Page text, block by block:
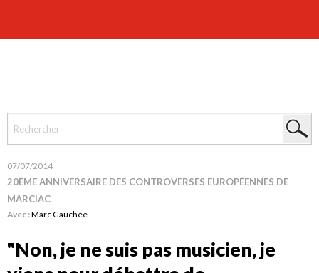
07/07/2014
20ÈME ANNIVERSAIRE DES CONTROVERSES EUROPÉENNES DE
MARCIAC
Avec :Marc Gauchée
"Non, je ne suis pas musicien, je